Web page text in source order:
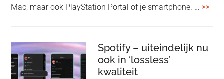
Mac, maar ook PlayStation Portal of je smartphone. … >>
Spotify – uiteindelijk nu
ook in ‘lossless’
kwaliteit